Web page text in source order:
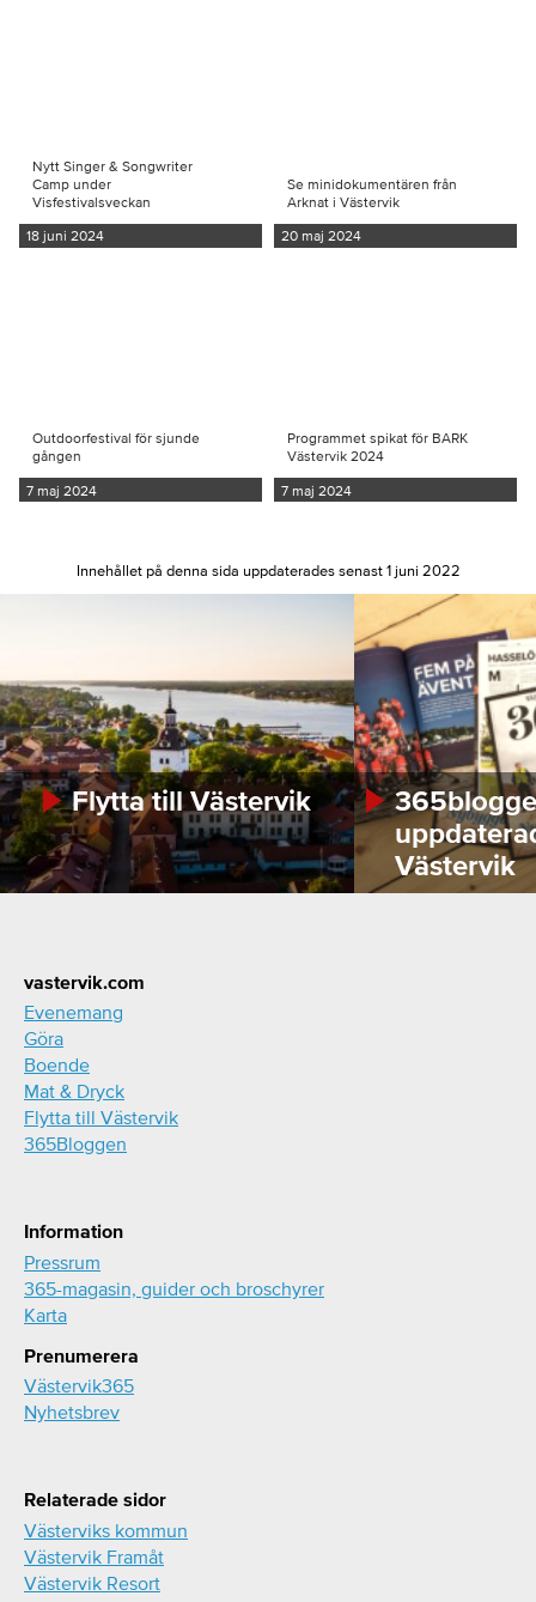
Nytt Singer & Songwriter
Camp under
Visfestivalsveckan
18 juni 2024
Se minidokumentären från
Arknat i Västervik
20 maj 2024
Outdoorfestival för sjunde
gången
7 maj 2024
Programmet spikat för BARK
Västervik 2024
7 maj 2024
Innehållet på denna sida uppdaterades senast 1 juni 2022
Flytta till Västervik
Västervik
Footer
vastervik.com
Evenemang
Göra
Boende
Mat & Dryck
Flytta till Västervik
365Bloggen
Information
Pressrum
365-magasin, guider och broschyrer
Karta
Prenumerera
Västervik365
Nyhetsbrev
Relaterade sidor
Västerviks kommun
Västervik Framåt
Västervik Resort